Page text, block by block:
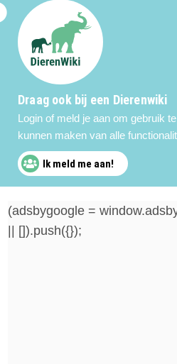
Draag ook bij een Dierenwiki
Login of meld je aan om gebruik te
kunnen maken van alle
Ik meld me aan!
(adsbygoogle =
|| []).push({});